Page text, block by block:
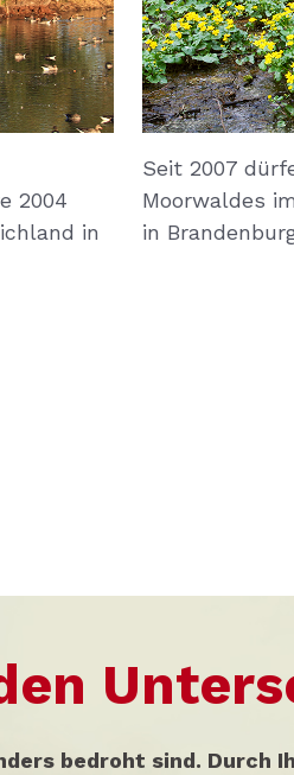
2004
in
Seit 2007
Moorwaldes
in
bedroht sind. Durch